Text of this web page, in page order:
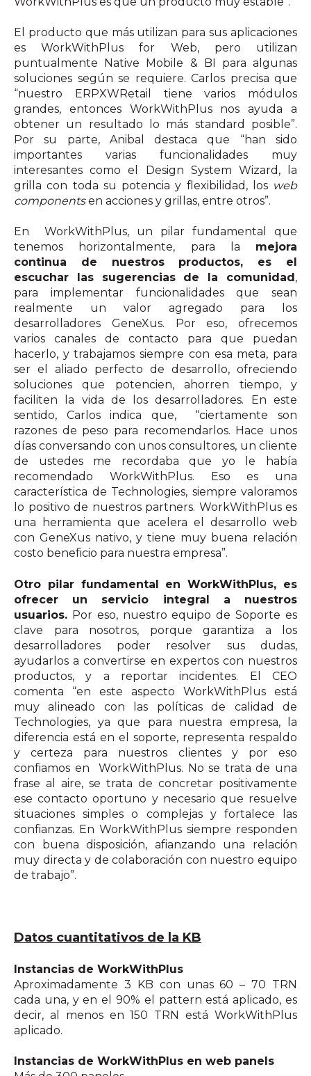
El producto que más utilizan para sus aplicaciones
es WorkWithPlus for Web, pero utilizan
puntualmente Native Mobile & BI para algunas
soluciones según se requiere. Carlos precisa que
“nuestro ERPXWRetail tiene varios módulos
grandes, entonces WorkWithPlus nos ayuda a
obtener un resultado lo más standard posible”.
Por su parte, Anibal destaca que “han sido
importantes varias funcionalidades muy
interesantes como el Design System Wizard, la
grilla con toda su potencia y flexibilidad, los web
componentsen acciones y grillas, entre otros”.
En WorkWithPlus, un pilar fundamental que
tenemos horizontalmente, para la mejora
continua de nuestros productos, es el
escuchar las sugerencias de la comunidad ,
para implementar funcionalidades que sean
realmente un valor agregado para los
desarrolladores GeneXus. Por eso, ofrecemos
varios canales de contacto para que puedan
hacerlo, y trabajamos siempre con esa meta, para
ser el aliado perfecto de desarrollo, ofreciendo
soluciones que potencien, ahorren tiempo, y
faciliten la vida de los desarrolladores. En este
sentido, Carlos indica que, “ciertamente son
razones de peso para recomendarlos. Hace unos
días conversando con unos consultores, un cliente
de ustedes me recordaba que yo le había
recomendado WorkWithPlus. Eso es una
característica de Technologies, siempre valoramos
lo positivo de nuestros partners. WorkWithPlus es
una herramienta que acelera el desarrollo web
con GeneXus nativo, y tiene muy buena relación
costo beneficio para nuestra empresa”.
Otro pilar fundamental en WorkWithPlus, es
ofrecer un servicio integral a nuestros
usuarios. Por eso, nuestro equipo de Soporte es
clave para nosotros, porque garantiza a los
desarrolladores poder resolver sus dudas,
ayudarlos a convertirse en expertos con nuestros
productos, y a reportar incidentes. El CEO
comenta “en este aspecto WorkWithPlus está
muy alineado con las políticas de calidad de
Technologies, ya que para nuestra empresa, la
diferencia está en el soporte, representa respaldo
y certeza para nuestros clientes y por eso
confiamos en WorkWithPlus. No se trata de una
frase al aire, se trata de concretar positivamente
ese contacto oportuno y necesario que resuelve
situaciones simples o complejas y fortalece las
confianzas. En WorkWithPlus siempre responden
con buena disposición, afianzando una relación
muy directa y de colaboración con nuestro equipo
de trabajo”.
Datos cuantitativos de la KB
Instancias de WorkWithPlus
Aproximadamente 3 KB con unas 60 – 70 TRN
cada una, y en el 90% el pattern está aplicado, es
decir, al menos en 150 TRN está WorkWithPlus
aplicado.
Instancias de WorkWithPlus en web panels